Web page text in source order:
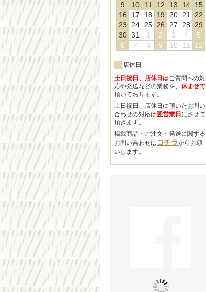
9
10 11 12 13 14
15
16
17 18 19 20 21
22
23
24 25 26 27 28
29
30 31 1 2 3 4
5
6
7 8 9 10 11 12
店休日
土日祝日、店休日はご質問への対
応や発送などの業務を、 休ませて
頂いております。
土日祝日、店休日に頂いたお問い
合わせの対応は翌営業日 にさせて
頂きます。
掲載商品・ご注文・発送に関する
お問い合わせは コチラからお願
いします。